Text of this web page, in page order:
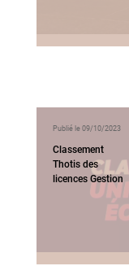
Publié le 09/10/2023
Classement
Thotis des
licences Gestion